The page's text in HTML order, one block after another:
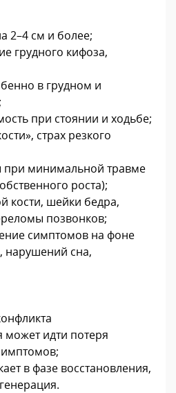
2–4 см и более;
грудного кифоза,
в грудном и
при стоянии и ходьбе;
страх резкого
минимальной травме
роста);
кости, шейки бедра,
позвонков;
симптомов на фоне
нарушений сна,
идти потеря
в фазе восстановления,